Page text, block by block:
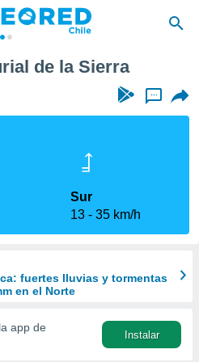
de la Sierra
...
Sur
13
35 km/h
fuertes lluvias y tormentas
en el Norte
la app de
Instalar